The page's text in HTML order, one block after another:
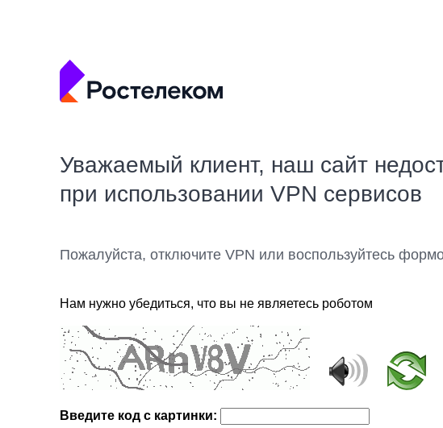
Уважаемый клиент, наш сайт
при использовании VPN сервисов
Пожалуйста, отключите VPN или воспользуйтесь
Нам нужно убедиться, что вы не являетесь роботом
Введите код с картинки: